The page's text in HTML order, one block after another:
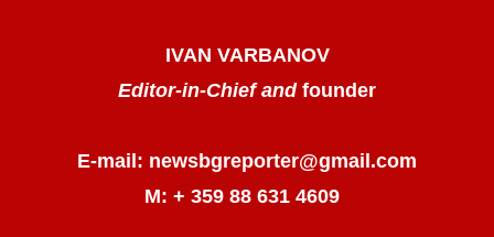
IVAN VARBANOV
Editor-in-Chief and founder
E-mail: newsbgreporter@gmail.com
М: + 359 88 631 4609